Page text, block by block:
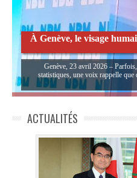
À Genève, le visage
Genève, 23 avril 2026 –
statistiques, une voix rappelle que
ACTUALITÉS